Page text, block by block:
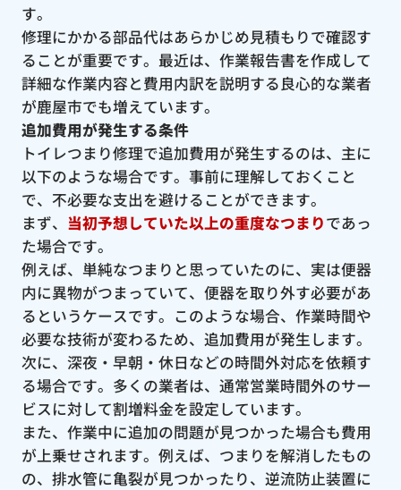
す。
修理にかかる部品代はあらかじめ見積もりで確認す
ることが重要です。最近は、作業報告書を作成して
詳細な作業内容と費用内訳を説明する良心的な業者
が鹿屋市でも増えています。
追加費用が発生する条件
トイレつまり修理で追加費用が発生するのは、主に
以下のような場合です。事前に理解しておくこと
で、不必要な支出を避けることができます。
まず、 当初予想していた以上の重度なつまりであっ
た場合です。
例えば、単純なつまりと思っていたのに、実は便器
内に異物がつまっていて、便器を取り外す必要があ
るというケースです。このような場合、作業時間や
必要な技術が変わるため、追加費用が発生します。
次に、深夜・早朝・休日などの時間外対応を依頼す
る場合です。多くの業者は、通常営業時間外のサー
ビスに対して割増料金を設定しています。
また、作業中に追加の問題が見つかった場合も費用
が上乗せされます。例えば、つまりを解消したもの
の、排水管に亀裂が見つかったり、逆流防止装置に